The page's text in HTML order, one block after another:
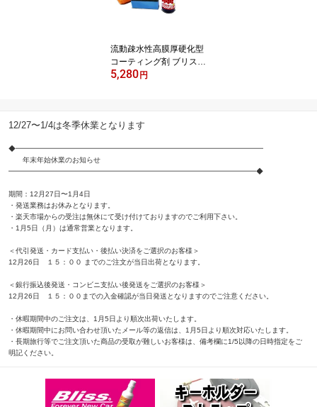
流動疎水性高膜厚硬化型
コーティング剤 ブリスty
peRSシールド
5,280円
12/27〜1/4は冬季休業となります
◆━━━━━━━━━━━━━━━━━━━━━━━━━━━━━━━━━━━
年末年始休業のお知らせ
━━━━━━━━━━━━━━━━━━━━━━━━━━━━━━━━━━━◆
期間：12月27日〜1月4日
・発送業務はお休みとなります。
・楽天市場からの受注は無休にて受け付けておりますのでご利用下さい。
・1月5日（月）は通常営業となります。
＜代引発送・カード支払い・後払い決済をご選択のお客様＞
12月26日 １５：００ までのご注文が当日出荷となります。
＜銀行振込後発送・コンビニ支払い後発送をご選択のお客様＞
12月26日 １５：００までの入金確認が当日発送となりますのでご注意ください。
・休暇期間中のご注文は、1月5日より順次出荷いたします。
・休暇期間中にお問い合わせ頂いたメール等の返信は、1月5日より順次対応いたします。
・長期旅行等でご注文頂いた商品の受取が難しいお客様は、備考欄に1/5以降の日時指定をご
明記ください。